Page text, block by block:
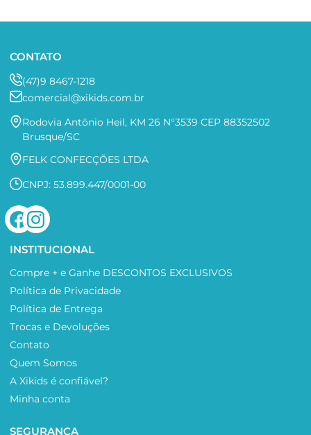
CONTATO
(47)9 8467-1218
comercial@xikids.com.br
Rodovia Antônio Heil, KM 26 N°3539 CEP 88352502
Brusque/SC
FELK CONFECÇÕES LTDA
CNPJ: 53.899.447/0001-00
INSTITUCIONAL
Compre + e Ganhe DESCONTOS EXCLUSIVOS
Política de Privacidade
Política de Entrega
Trocas e Devoluções
Contato
Quem Somos
A Xikids é confiável?
Minha conta
SEGURANÇA